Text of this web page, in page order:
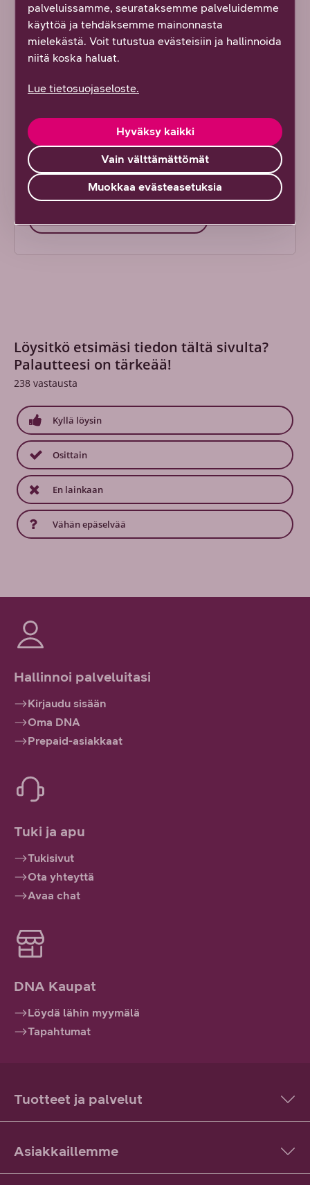
Katso videolta, kuinka Vuokraamon
käyttäminen ja sisältöjen
vuokraaminen viihdeboksilla
tapahtuu.
Löysitkö etsimäsi tiedon tältä sivulta?
Palautteesi on tärkeää!
238 vastausta
Kyllä löysin
Osittain
En lainkaan
Vähän epäselvää
Hallinnoi palveluitasi
Kirjaudu sisään
Oma DNA
Prepaid-asiakkaat
Tuki ja apu
Tukisivut
Ota yhteyttä
Avaa chat
DNA Kaupat
Löydä lähin myymälä
Tapahtumat
Tuotteet ja palvelut
Asiakkaillemme
palveluissamme, seurataksemme palveluidemme
käyttöä ja tehdäksemme mainonnasta
mielekästä. Voit tutustua evästeisiin ja hallinnoida
niitä koska haluat.
Lue tietosuojaseloste.
Vain välttämättömät
Hyväksy kaikki
Muokkaa evästeasetuksia